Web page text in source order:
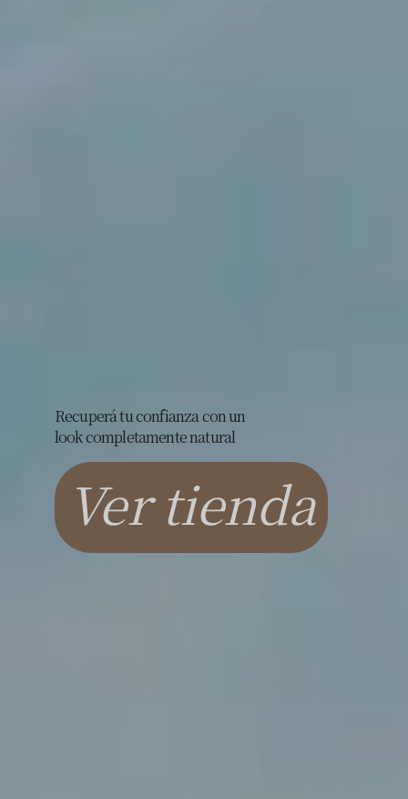
Recuperá tu confianza con un
look completamente natural
Ver tienda